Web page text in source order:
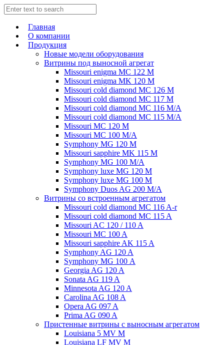
Главная
О компании
Продукция
Новые модели оборудования
Витрины под выносной агрегат
Missouri enigma MC 122 M
Missouri enigma MK 120 M
Missouri cold diamond MC 126 M
Missouri cold diamond MC 117 M
Missouri cold diamond MC 116 M/A
Missouri cold diamond MC 115 M/A
Missouri MC 120 M
Missouri MC 100 M/A
Symphony MG 120 M
Missouri sapphire MK 115 M
Symphony MG 100 M/А
Symphony luxe MG 120 M
Symphony luxe MG 100 M
Symphony Duos AG 200 M/A
Витрины со встроенным агрегатом
Missouri cold diamond MC 116 A-r
Missouri cold diamond MC 115 A
Missouri AC 120 / 110 A
Missouri MC 100 A
Missouri sapphire AK 115 A
Symphony AG 120 A
Symphony MG 100 А
Georgia AG 120 A
Sonata AG 119 A
Minnesota AG 120 A
Carolina AG 108 A
Opera AG 097 A
Prima AG 090 A
Пристенные витрины с выносным агрегатом
Louisiana 5 MV M
Louisiana LF MV M